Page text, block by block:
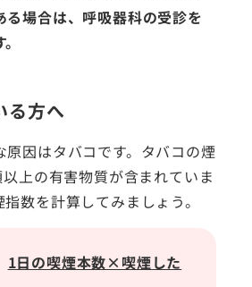
る場合は、呼吸器科の受診を
る方へ
原因はタバコです。タバコの煙
上の有害物質が含まれていま
数を計算してみましょう。
1日の喫煙本数×喫煙した